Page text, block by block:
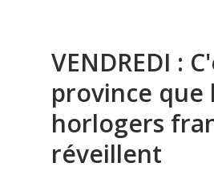
VENDREDI :
province que
horlogers
réveillent